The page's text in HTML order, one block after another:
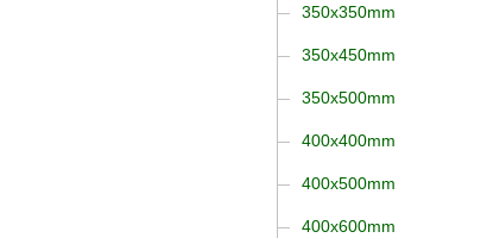
350x350mm
350x450mm
350x500mm
400x400mm
400x500mm
400x600mm